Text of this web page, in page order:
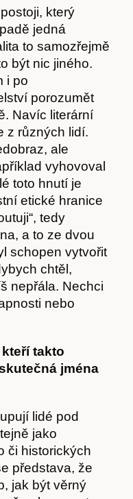
který
jedná
to samozřejmě
být nic jiného.
i po
porozumět
Navíc literární
z různých lidí.
ale
vyhovoval
toto hnutí je
etické hranice
tedy
a to ze dvou
schopen vytvořit
chtěl,
nepřála. Nechci
nebo
takto
jména
lidé pod
jako
či historických
představa, že
jak být věrný